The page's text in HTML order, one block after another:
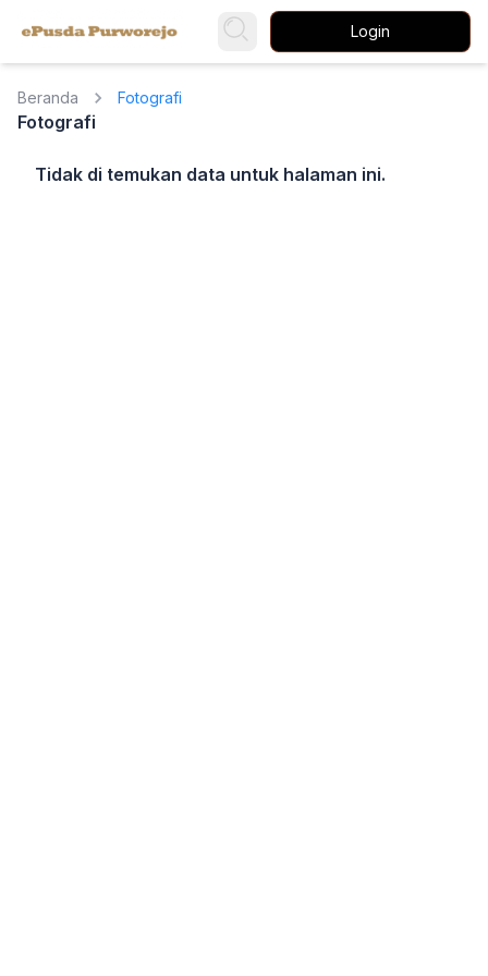
Login
Beranda Fotografi
Fotografi
Tidak di temukan data untuk halaman ini.